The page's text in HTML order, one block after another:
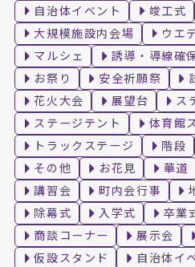
自治体イベント
竣工式
大規模施設内会場
ウエ
マルシェ
誘導・導線確
お祭り
安全祈願祭
花火大会
展望台
ス
ステージテント
体育館
トラックステージ
階段
その他
お花見 華道
講習会
町内会行事
除幕式
入学式 卒業
商談コーナー
展示会
仮設スタンド
自治体イ